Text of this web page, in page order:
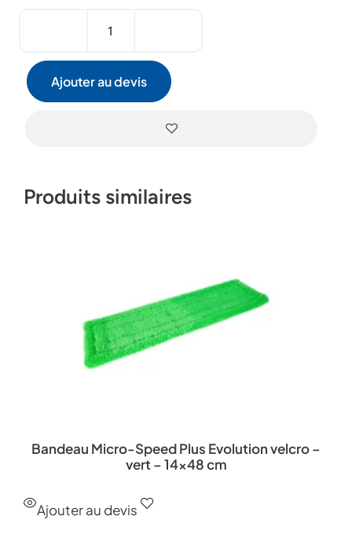
Ajouter au devis
Produits similaires
Bandeau Micro-Speed Plus Evolution velcro –
vert – 14×48 cm
Ajouter au devis